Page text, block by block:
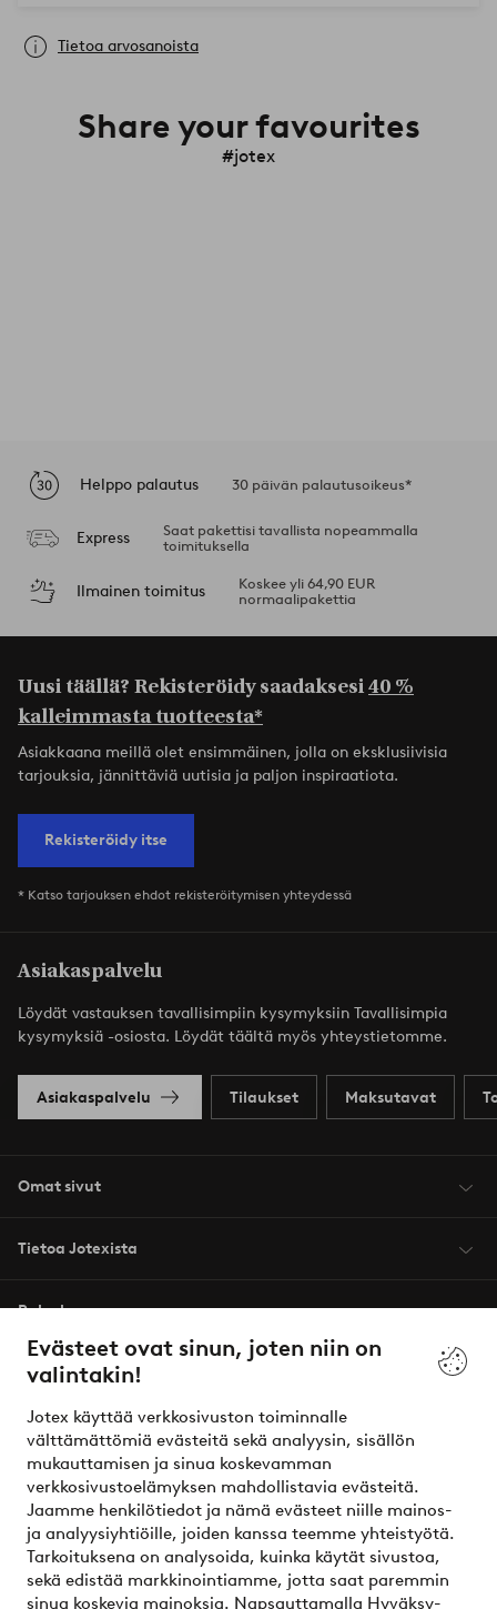
Evästeet ovat sinun, joten niin on
valintakin!
Jotex käyttää verkkosivuston toiminnalle
välttämättömiä evästeitä sekä analyysin, sisällön
mukauttamisen ja sinua koskevamman
verkkosivustoelämyksen mahdollistavia evästeitä.
Jaamme henkilötiedot ja nämä evästeet niille mainos-
ja analyysiyhtiöille, joiden kanssa teemme yhteistyötä.
Tarkoituksena on analysoida, kuinka käytät sivustoa,
sekä edistää markkinointiamme, jotta saat paremmin
sinua koskevia mainoksia. Napsauttamalla Hyväksy-
Tietoa arvosanoista
Share your favourites
#jotex
Helppo palautus 30 päivän palautusoikeus*
Express
Saat pakettisi tavallista nopeammalla
toimituksella
Ilmainen toimitus
Koskee yli 64,90 EUR
normaalipakettia
Uusi täällä? Rekisteröidy saadaksesi40 %
kalleimmasta tuotteesta*
Asiakkaana meillä olet ensimmäinen, jolla on eksklusiivisia
tarjouksia, jännittäviä uutisia ja paljon inspiraatiota.
Rekisteröidy itse
* Katso tarjouksen ehdot rekisteröitymisen yhteydessä
Asiakaspalvelu
Löydät vastauksen tavallisimpiin kysymyksiin Tavallisimpia
kysymyksiä -osiosta. Löydät täältä myös yhteystietomme.
Asiakaspalvelu Tilaukset Maksutavat
Omat sivut
Tietoa Jotexista
Palvelumme
Ehdot
Ystävät
Turvalliset maksut – maksa nyt tai erissä
Haluatko tietää lisää maksuvaihtoehdoistamme?
elpy